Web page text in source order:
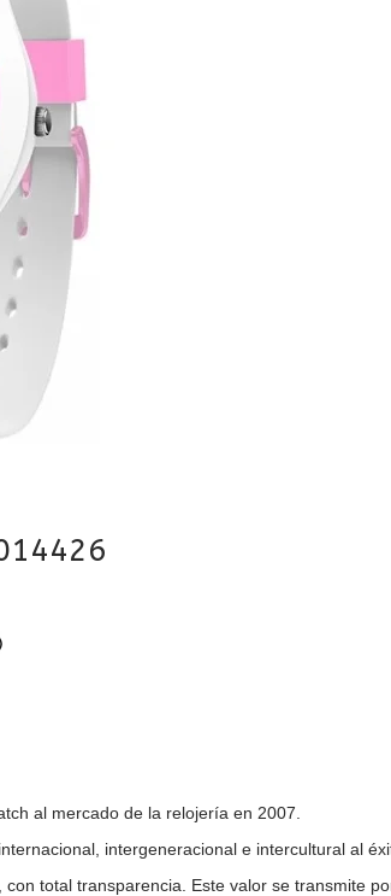
al mercado de la relojería en 2007.
intergeneracional e intercultural al
total transparencia. Este valor se transmite